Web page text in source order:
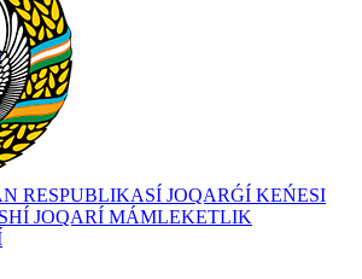
RESPUBLIKASÍ JOQARǴÍ KEŃESI
JOQARÍ MÁMLEKETLIK